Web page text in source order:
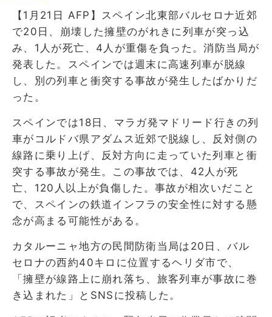
【1月21日 AFP】スペイン北東部バルセロナ近郊
で20日、崩壊した擁壁のがれきに列車が突っ込
み、1人が死亡、4人が重傷を負った。消防当局が
発表した。スペインでは週末に高速列車が脱線
し、別の列車と衝突する事故が発生したばかりだ
った。
スペインでは18日、マラガ発マドリード行きの列
車がコルドバ県アダムス近郊で脱線し、反対側の
線路に乗り上げ、反対方向に走っていた列車と衝
突する事故が発生。この事故では、42人が死
亡、120人以上が負傷した。事故が相次いだこと
で、スペインの鉄道インフラの安全性に対する懸
念が高まる可能性がある。
カタルーニャ地方の民間防衛当局は20日、バル
セロナの西約40キロに位置するヘリダ市で、
「擁壁が線路上に崩れ落ち、旅客列車が事故に巻
き込まれた」とSNSに投稿した。